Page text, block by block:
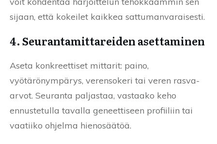
sijaan, että kokeilet kaikkea sattumanvaraisesti.
4. Seurantamittareiden asettaminen
Aseta konkreettiset mittarit: paino,
vyötärönympärys, verensokeri tai veren rasva-
arvot. Seuranta paljastaa, vastaako keho
ennustetulla tavalla geneettiseen profiiliin tai
vaatiiko ohjelma hienosäätöä.